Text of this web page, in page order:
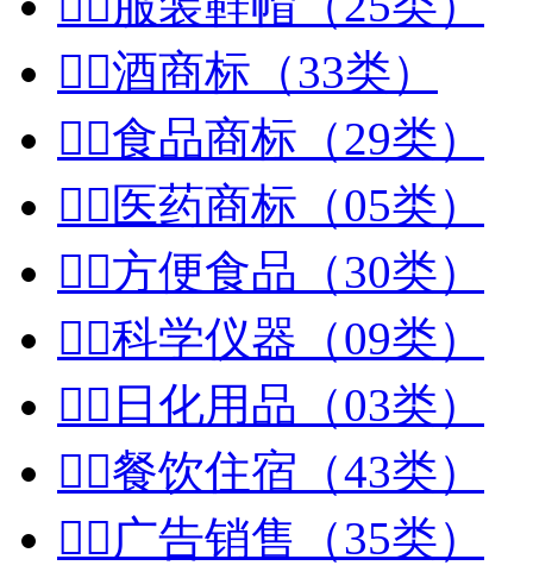
酒商标（33类）
食品商标（29类）
医药商标（05类）
方便食品（30类）
科学仪器（09类）
 日化用品（03类）
餐饮住宿（43类）
广告销售（35类）